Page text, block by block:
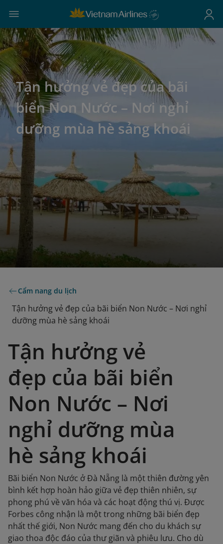
Tận hưởng vẻ đẹp của bãi
biển Non Nước – Nơi nghỉ
dưỡng mùa hè sảng khoái
Cẩm nang du lịch
Tận hưởng vẻ đẹp của bãi biển Non Nước – Nơi nghỉ
dưỡng mùa hè sảng khoái
Tận hưởng vẻ
đẹp của bãi biển
Non Nước – Nơi
nghỉ dưỡng mùa
hè sảng khoái
Bãi biển Non Nước ở Đà Nẵng là một thiên đường yên
bình kết hợp hoàn hảo giữa vẻ đẹp thiên nhiên, sự
phong phú về văn hóa và các hoạt động thú vị. Được
Forbes công nhận là một trong những bãi biển đẹp
nhất thế giới, Non Nước mang đến cho du khách sự
giao thoa độc đáo của thư giãn và phiêu lưu. Cho dù